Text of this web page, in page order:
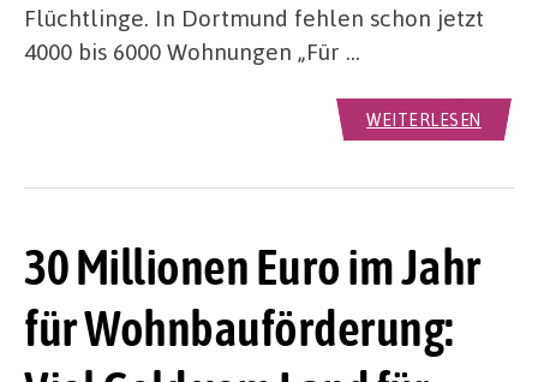
Flüchtlinge. In Dortmund fehlen schon jetzt
4000 bis 6000 Wohnungen „Für …
WEITERLESEN
30 Millionen Euro im Jahr
für Wohnbauförderung: